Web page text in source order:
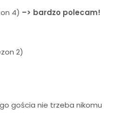
4) –> bardzo polecam!
2)
gościa nie trzeba nikomu